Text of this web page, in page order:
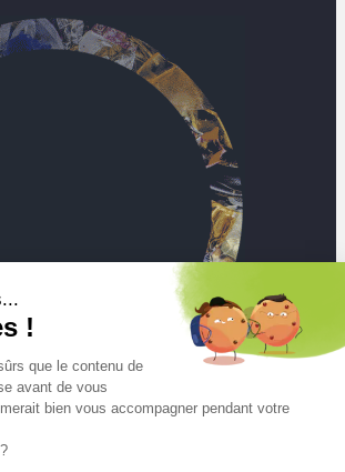
!
que le contenu de
avant de vous
bien vous accompagner pendant votre